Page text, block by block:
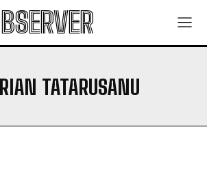
TATARUSANU